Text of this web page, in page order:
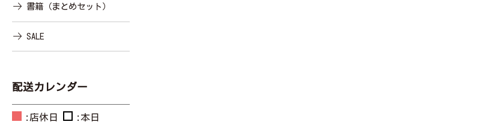
書籍（まとめセット）
SALE
配送カレンダー
:店休日 :本日